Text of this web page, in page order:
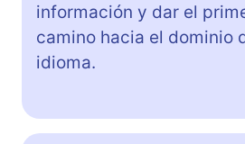
información y dar el
camino hacia el dominio
idioma.